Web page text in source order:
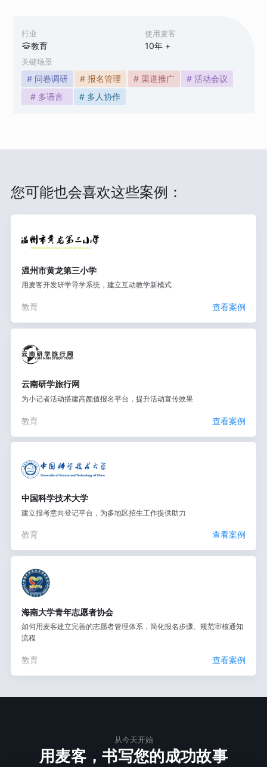
行业
教育
使用麦客
10年 +
关键场景
# 问卷调研 # 报名管理 # 渠道推广
# 活动会议
# 多语言
# 多人协作
您可能也会喜欢这些案例：
温州市黄龙第三小学
用麦客开发研学导学系统，建立互动教学新模式
教育 查看案例
云南研学旅行网
为小记者活动搭建高颜值报名平台，提升活动宣传效果
教育 查看案例
中国科学技术大学
建立报考意向登记平台，为多地区招生工作提供助力
教育 查看案例
海南大学青年志愿者协会
如何用麦客建立完善的志愿者管理体系，简化报名步骤、规范审核通知
流程
教育 查看案例
从今天开始
用麦客，书写您的成功故事